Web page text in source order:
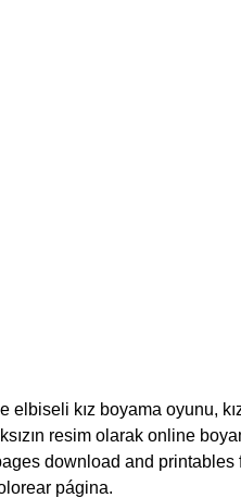
elbiseli kız boyama oyunu,
resim olarak online
download and printables
página.